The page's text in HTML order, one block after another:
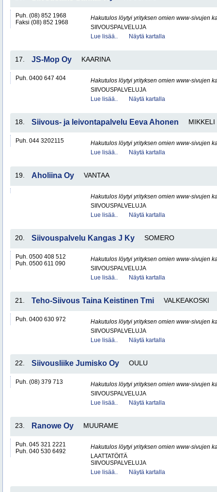
Puh. (08) 852 1968
Faksi (08) 852 1968
Hakutulos löytyi yrityksen omien www-sivujen
SIIVOUSPALVELUJA
Lue lisää..
Näytä kartalla
17. JS-Mop Oy KAARINA
Puh. 0400 647 404
Hakutulos löytyi yrityksen omien www-sivujen
SIIVOUSPALVELUJA
Lue lisää..
Näytä kartalla
18. Siivous- ja leivontapalvelu Eeva Ahonen MIKKELI
Puh. 044 3202115
Hakutulos löytyi yrityksen omien www-sivujen
Lue lisää..
Näytä kartalla
19. Aholiina Oy VANTAA
Hakutulos löytyi yrityksen omien www-sivujen
SIIVOUSPALVELUJA
Lue lisää..
Näytä kartalla
20. Siivouspalvelu Kangas J Ky SOMERO
Puh. 0500 408 512
Puh. 0500 611 090
Hakutulos löytyi yrityksen omien www-sivujen
SIIVOUSPALVELUJA
Lue lisää..
Näytä kartalla
21. Teho-Siivous Taina Keistinen Tmi VALKEAKOSKI
Puh. 0400 630 972
Hakutulos löytyi yrityksen omien www-sivujen
SIIVOUSPALVELUJA
Lue lisää..
Näytä kartalla
22. Siivousliike Jumisko Oy OULU
Puh. (08) 379 713
Hakutulos löytyi yrityksen omien www-sivujen
SIIVOUSPALVELUJA
Lue lisää..
Näytä kartalla
23. Ranowe Oy MUURAME
Puh. 045 321 2221
Puh. 040 530 6492
Hakutulos löytyi yrityksen omien www-sivujen
LAATTATÖITÄ
SIIVOUSPALVELUJA
Lue lisää..
Näytä kartalla